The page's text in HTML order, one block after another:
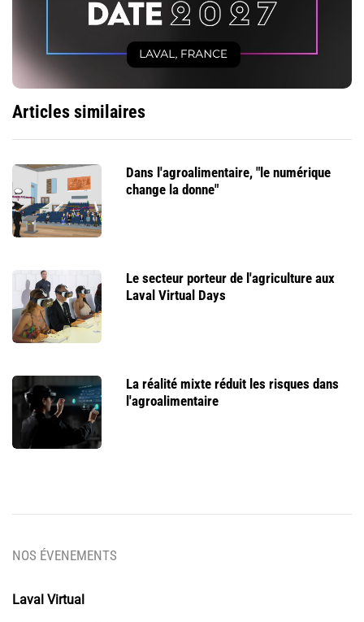
Articles similaires
Dans l'agroalimentaire, "le numérique
change la donne"
Le secteur porteur de l'agriculture aux
Laval Virtual Days
La réalité mixte réduit les risques dans
l'agroalimentaire
NOS ÉVENEMENTS
Laval Virtual